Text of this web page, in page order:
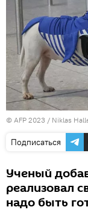
© AFP 2023 / Niklas
Подписаться
Ученый
реализовал
надо быть